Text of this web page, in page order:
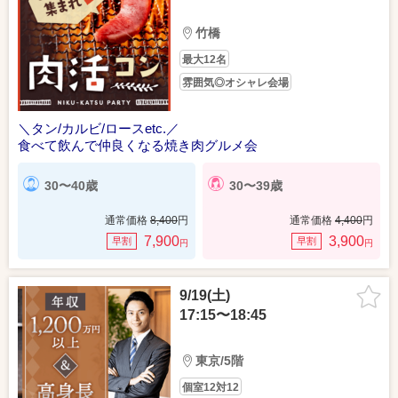
竹橋
最大12名
雰囲気◎オシャレ会場
＼タン/カルビ/ロースetc.／
食べて飲んで仲良くなる焼き肉グルメ会
30〜40歳
通常価格 8,400円
早割 7,900円
30〜39歳
通常価格 4,400円
早割 3,900円
9/19(土)
17:15〜18:45
東京/5階
個室12対12